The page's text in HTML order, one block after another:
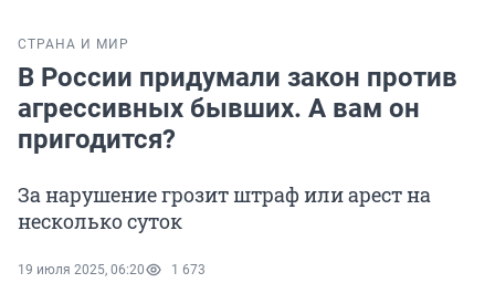
СТРАНА И МИР
В России придумали закон против
агрессивных бывших. А вам он
пригодится?
За нарушение грозит штраф или арест на
несколько суток
19 июля 2025, 06:20 1 673